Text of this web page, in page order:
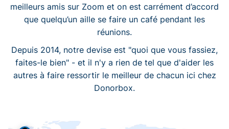
meilleurs amis sur Zoom et on est carrément d’accord
que quelqu’un aille se faire un café pendant les
réunions.
Depuis 2014, notre devise est "quoi que vous fassiez,
faites-le bien" - et il n'y a rien de tel que d'aider les
autres à faire ressortir le meilleur de chacun ici chez
Donorbox.